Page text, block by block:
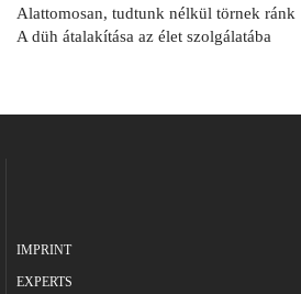
Alattomosan, tudtunk nélkül törnek ránk
A düh átalakítása az élet szolgálatába
IMPRINT
EXPERTS